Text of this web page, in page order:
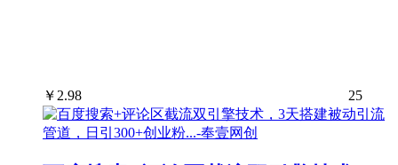
￥ 2.98 25